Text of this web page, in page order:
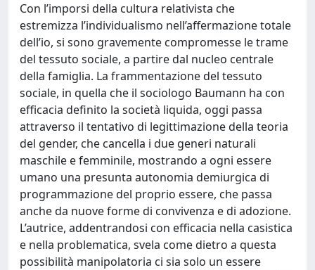
Con l’imporsi della cultura relativista che
estremizza l’individualismo nell’affermazione totale
dell’io, si sono gravemente compromesse le trame
del tessuto sociale, a partire dal nucleo centrale
della famiglia. La frammentazione del tessuto
sociale, in quella che il sociologo Baumann ha con
efficacia definito la società liquida, oggi passa
attraverso il tentativo di legittimazione della teoria
del gender, che cancella i due generi naturali
maschile e femminile, mostrando a ogni essere
umano una presunta autonomia demiurgica di
programmazione del proprio essere, che passa
anche da nuove forme di convivenza e di adozione.
L’autrice, addentrandosi con efficacia nella casistica
e nella problematica, svela come dietro a questa
possibilità manipolatoria ci sia solo un essere